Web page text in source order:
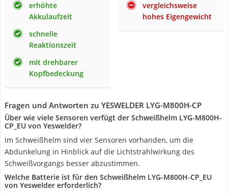
erhöhte
Akkulaufzeit
schnelle
Reaktionszeit
mit drehbarer
Kopfbedeckung
vergleichsweise
hohes Eigengewicht
Fragen und Antworten zu YESWELDER LYG-M800H-CP
Über wie viele Sensoren verfügt der Schweißhelm ‎LYG-M800H-
CP_EU von Yeswelder?
Im Schweißhelm sind vier Sensoren vorhanden, um die
Abdunkelung in Hinblick auf die Lichtstrahlwirkung des
Schweißvorgangs besser abzustimmen.
Welche Batterie ist für den Schweißhelm ‎LYG-M800H-CP_EU
von Yeswelder erforderlich?